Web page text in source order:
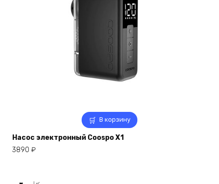
В корзину
Насос электронный Coospo X1
3890 ₽